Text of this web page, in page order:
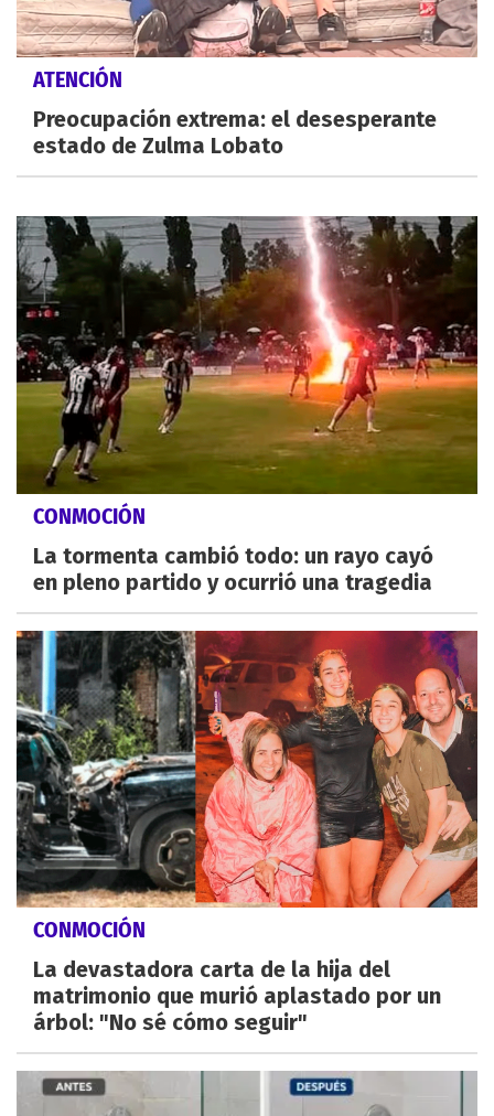
ATENCIÓN
Preocupación extrema: el desesperante
estado de Zulma Lobato
CONMOCIÓN
La tormenta cambió todo: un rayo cayó
en pleno partido y ocurrió una tragedia
CONMOCIÓN
La devastadora carta de la hija del
matrimonio que murió aplastado por un
árbol: "No sé cómo seguir"